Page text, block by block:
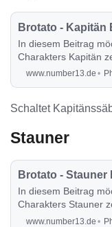
Brotato - Kapitän
In diesem Beitrag
Charakters Kapitän
Runde auch sehr
www.number13.de
Schaltet
Stauner
Brotato - Stauner
In diesem Beitrag
Charakters Stauner
Runde auch sehr
www.number13.de